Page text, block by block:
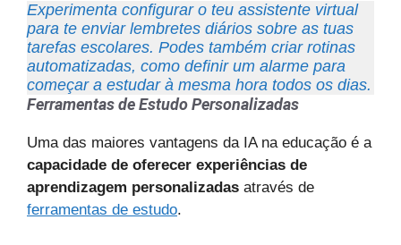
Experimenta configurar o teu assistente virtual
para te enviar lembretes diários sobre as tuas
tarefas escolares. Podes também criar rotinas
automatizadas, como definir um alarme para
começar a estudar à mesma hora todos os dias.
Ferramentas de Estudo Personalizadas
Uma das maiores vantagens da IA na educação é a
capacidade de oferecer experiências de
aprendizagem personalizadas através de
ferramentas de estudo.